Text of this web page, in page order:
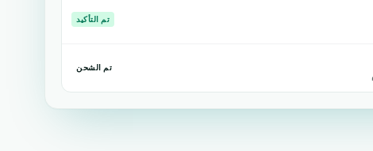
تم التأكيد
تم الشحن